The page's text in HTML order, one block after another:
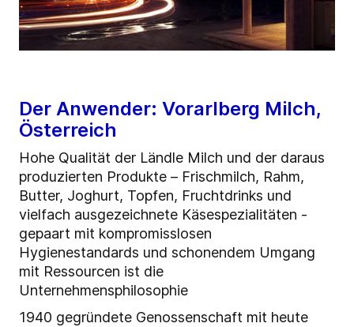
Der Anwender: Vorarlberg Milch,
Österreich
Hohe Qualität der Ländle Milch und der daraus
produzierten Produkte – Frischmilch, Rahm,
Butter, Joghurt, Topfen, Fruchtdrinks und
vielfach ausgezeichnete Käsespezialitäten -
gepaart mit kompromisslosen
Hygienestandards und schonendem Umgang
mit Ressourcen ist die
Unternehmensphilosophie
1940 gegründete Genossenschaft mit heute